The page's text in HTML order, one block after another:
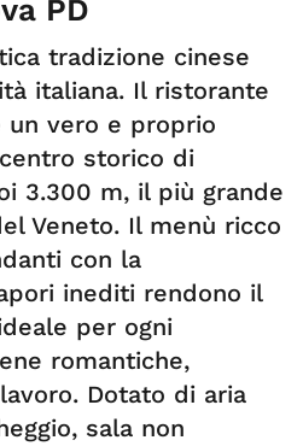
PD
tradizione cinese
italiana. Il ristorante
un vero e proprio
storico di
3.300 m, il più grande
Veneto. Il menù ricco
con la
inediti rendono il
per ogni
romantiche,
Dotato di aria
sala non